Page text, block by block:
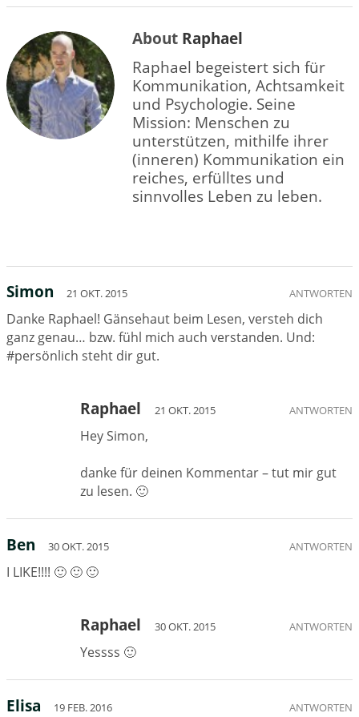
About Raphael
Raphael begeistert sich für
Kommunikation, Achtsamkeit
und Psychologie. Seine
Mission: Menschen zu
unterstützen, mithilfe ihrer
(inneren) Kommunikation ein
reiches, erfülltes und
sinnvolles Leben zu leben.
Simon 21 OKT. 2015 ANTWORTEN
Danke Raphael! Gänsehaut beim Lesen, versteh dich
ganz genau… bzw. fühl mich auch verstanden. Und:
#persönlich steht dir gut.
Raphael 21 OKT. 2015 ANTWORTEN
Hey Simon,
danke für deinen Kommentar – tut mir gut
zu lesen. 🙂
Ben 30 OKT. 2015 ANTWORTEN
I LIKE!!!! 🙂 🙂 🙂
Raphael 30 OKT. 2015 ANTWORTEN
Yessss 🙂
Elisa 19 FEB. 2016 ANTWORTEN